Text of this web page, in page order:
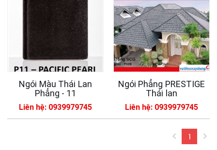
Ngói Màu Thái Lan
Phẳng - 11
Liên hệ: 0939979745
Ngói Phẳng PRESTIGE
Thái lan
Liên hệ: 0939979745
1